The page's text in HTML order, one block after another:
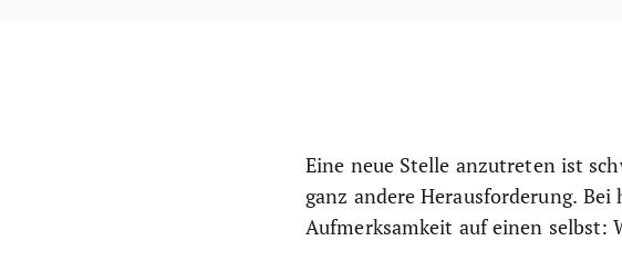
Eine neue Stelle anzutreten ist
ganz andere Herausforderung.
Aufmerksamkeit auf einen selbst: